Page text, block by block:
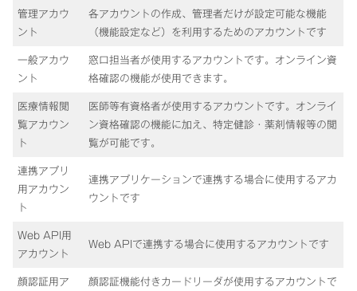
管理アカウ
ント
各アカウントの作成、管理者だけが設定可能な機能
（機能設定など）を利用するためのアカウントです
一般アカウ
ント
窓口担当者が使用するアカウントです。オンライン資
格確認の機能が使用できます。
医療情報閲
覧アカウン
ト
医師等有資格者が使用するアカウントです。オンライ
ン資格確認の機能に加え、特定健診・薬剤情報等の閲
覧が可能です。
連携アプリ
用アカウン
ト
連携アプリケーションで連携する場合に使用するアカ
ウントです
Web API用
アカウント
Web APIで連携する場合に使用するアカウントです
顔認証用ア
顔認証機能付きカードリーダが使用するアカウントで